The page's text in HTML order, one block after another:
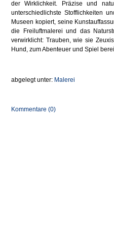
der Wirklichkeit. Präzise und
unterschiedlichste Stofflichkeiten
Museen kopiert, seine
die Freiluftmalerei und das
verwirklicht: Trauben, wie sie
Hund, zum Abenteuer und Spiel
abgelegt unter: Malerei
Kommentare (0)